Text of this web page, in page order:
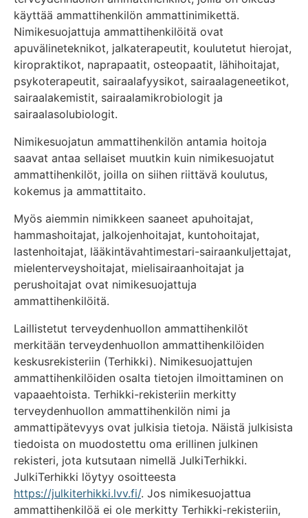
käyttää ammattihenkilön ammattinimikettä.
Nimikesuojattuja ammattihenkilöitä ovat
apuvälineteknikot, jalkaterapeutit, koulutetut hierojat,
kiropraktikot, naprapaatit, osteopaatit, lähihoitajat,
psykoterapeutit, sairaalafyysikot, sairaalageneetikot,
sairaalakemistit, sairaalamikrobiologit ja
sairaalasolubiologit.
Nimikesuojatun ammattihenkilön antamia hoitoja
saavat antaa sellaiset muutkin kuin nimikesuojatut
ammattihenkilöt, joilla on siihen riittävä koulutus,
kokemus ja ammattitaito.
Myös aiemmin nimikkeen saaneet apuhoitajat,
hammashoitajat, jalkojenhoitajat, kuntohoitajat,
lastenhoitajat, lääkintävahtimestari-sairaankuljettajat,
mielenterveyshoitajat, mielisairaanhoitajat ja
perushoitajat ovat nimikesuojattuja
ammattihenkilöitä.
Laillistetut terveydenhuollon ammattihenkilöt
merkitään terveydenhuollon ammattihenkilöiden
keskusrekisteriin (Terhikki). Nimikesuojattujen
ammattihenkilöiden osalta tietojen ilmoittaminen on
vapaaehtoista. Terhikki-rekisteriin merkitty
terveydenhuollon ammattihenkilön nimi ja
ammattipätevyys ovat julkisia tietoja. Näistä julkisista
tiedoista on muodostettu oma erillinen julkinen
rekisteri, jota kutsutaan nimellä JulkiTerhikki.
JulkiTerhikki löytyy osoitteesta
https://julkiterhikki.lvv.fi/. Jos nimikesuojattua
ammattihenkilöä ei ole merkitty Terhikki-rekisteriin,